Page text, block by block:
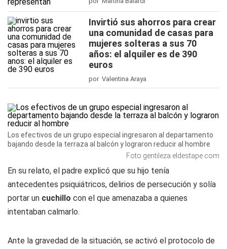
Invirtió sus ahorros para crear
una comunidad de casas para
mujeres solteras a sus 70
años: el alquiler es de 390
euros
por Valentina Araya
Los efectivos de un grupo especial ingresaron al departamento
bajando desde la terraza al balcón y lograron reducir al hombre
Foto gentileza eldestape.com
En su relato, el padre explicó que su hijo tenía
antecedentes psiquiátricos, delirios de persecución y solía
portar un cuchillo con el que amenazaba a quienes
intentaban calmarlo.
Ante la gravedad de la situación, se activó el protocolo de